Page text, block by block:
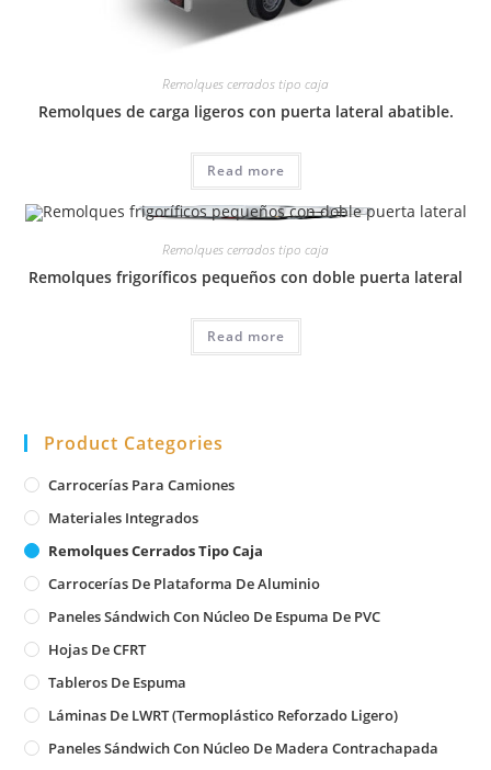
Remolques cerrados tipo caja
Remolques de carga ligeros con puerta lateral abatible.
Read more
Remolques cerrados tipo caja
Remolques frigoríficos pequeños con doble puerta lateral
Read more
Product Categories
Carrocerías Para Camiones
Materiales Integrados
Remolques Cerrados Tipo Caja
Carrocerías De Plataforma De Aluminio
Paneles Sándwich Con Núcleo De Espuma De PVC
Hojas De CFRT
Tableros De Espuma
Láminas De LWRT (Termoplástico Reforzado Ligero)
Paneles Sándwich Con Núcleo De Madera Contrachapada